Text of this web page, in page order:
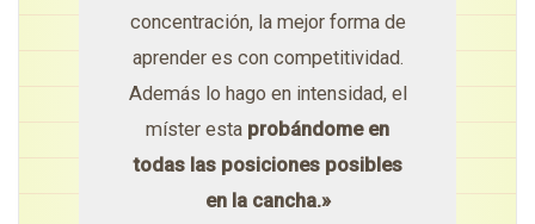
concentración, la mejor forma de
aprender es con competitividad.
Además lo hago en intensidad, el
míster esta probándome en
todas las posiciones posibles
en la cancha.»